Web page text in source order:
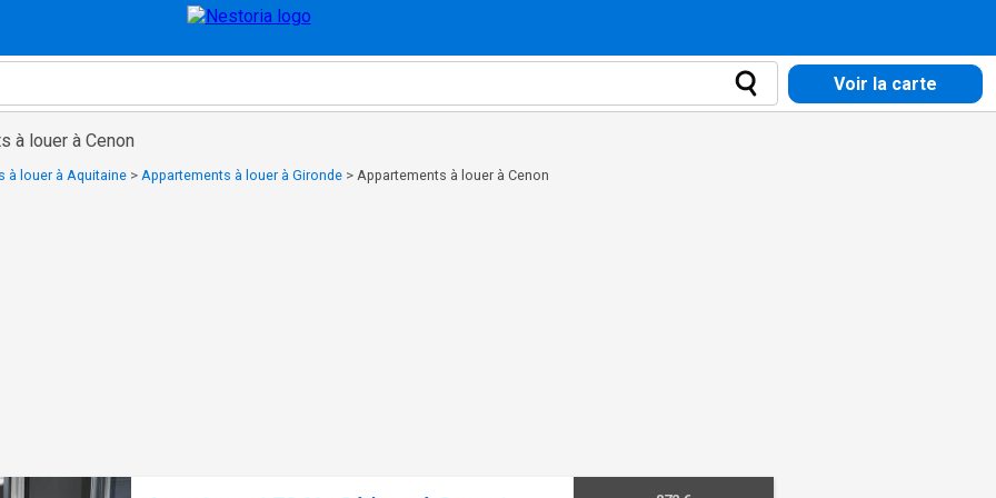
Voir la carte
à louer à Cenon
à louer à Aquitaine > Appartements à louer à Gironde > Appartements à louer à Cenon